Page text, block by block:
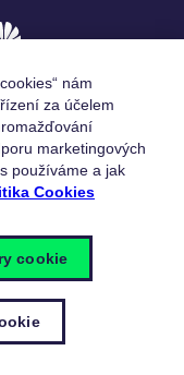
nám
za účelem
marketingových
používáme a jak
Cookies
cookie